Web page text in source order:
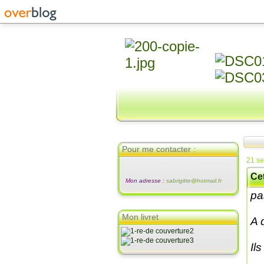
Pour me contacter :
Mon adresse : sabrigitte@hotmail.fr
Mon livret
21
A